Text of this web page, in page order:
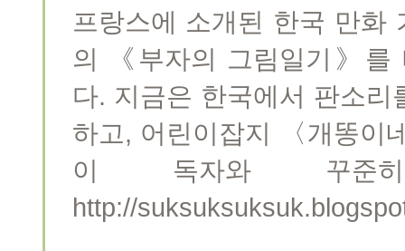
프랑스에 소개된 한국 만화
의 《부자의 그림일기》를
다. 지금은 한국에서 판소
하고, 어린이잡지 〈개똥이
이 독자와 꾸준
http://